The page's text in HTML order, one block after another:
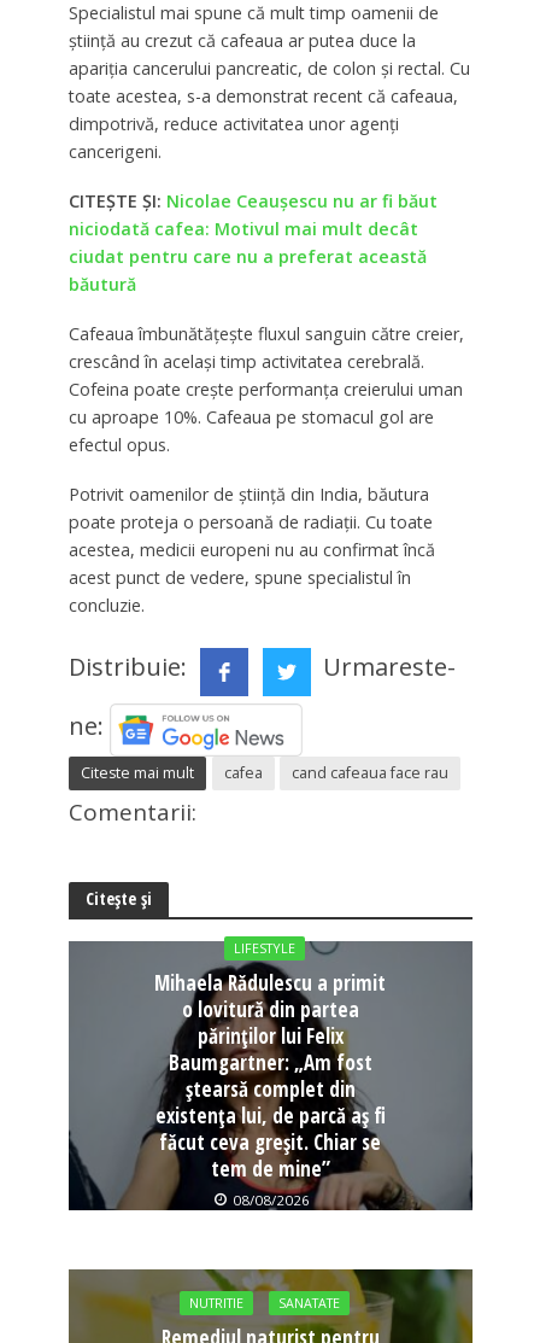
Specialistul mai spune că mult timp oamenii de
știință au crezut că cafeaua ar putea duce la
apariția cancerului pancreatic, de colon și rectal. Cu
toate acestea, s-a demonstrat recent că cafeaua,
dimpotrivă, reduce activitatea unor agenți
cancerigeni.
CITEȘTE ȘI: Nicolae Ceaușescu nu ar fi băut
niciodată cafea: Motivul mai mult decât
ciudat pentru care nu a preferat această
băutură
Cafeaua îmbunătățește fluxul sanguin către creier,
crescând în același timp activitatea cerebrală.
Cofeina poate crește performanța creierului uman
cu aproape 10%. Cafeaua pe stomacul gol are
efectul opus.
Potrivit oamenilor de știință din India, băutura
poate proteja o persoană de radiații. Cu toate
acestea, medicii europeni nu au confirmat încă
acest punct de vedere, spune specialistul în
concluzie.
Distribuie:
Urmareste-
ne:
Citeste mai mult cafea cand cafeaua face rau
Comentarii:
Citește și
LIFESTYLE
Mihaela Rădulescu a primit
o lovitură din partea
părinților lui Felix
Baumgartner: „Am fost
ștearsă complet din
existența lui, de parcă aș fi
făcut ceva greșit. Chiar se
tem de mine”
08/08/2026
NUTRITIE SANATATE